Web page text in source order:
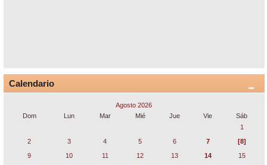
Calendario
Agosto 2026
Dom
Lun Mar Mié Jue Vie
Sáb
1
2
3 4 5 6 7
[8]
9
10 11 12 13 14 15